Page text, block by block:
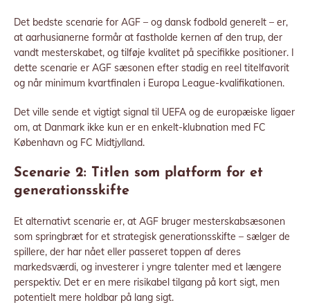
Det bedste scenarie for AGF – og dansk fodbold generelt – er,
at aarhusianerne formår at fastholde kernen af den trup, der
vandt mesterskabet, og tilføje kvalitet på specifikke positioner. I
dette scenarie er AGF sæsonen efter stadig en reel titelfavorit
og når minimum kvartfinalen i Europa League-kvalifikationen.
Det ville sende et vigtigt signal til UEFA og de europæiske ligaer
om, at Danmark ikke kun er en enkelt-klubnation med FC
København og FC Midtjylland.
Scenarie 2: Titlen som platform for et
generationsskifte
Et alternativt scenarie er, at AGF bruger mesterskabsæsonen
som springbræt for et strategisk generationsskifte – sælger de
spillere, der har nået eller passeret toppen af deres
markedsværdi, og investerer i yngre talenter med et længere
perspektiv. Det er en mere risikabel tilgang på kort sigt, men
potentielt mere holdbar på lang sigt.